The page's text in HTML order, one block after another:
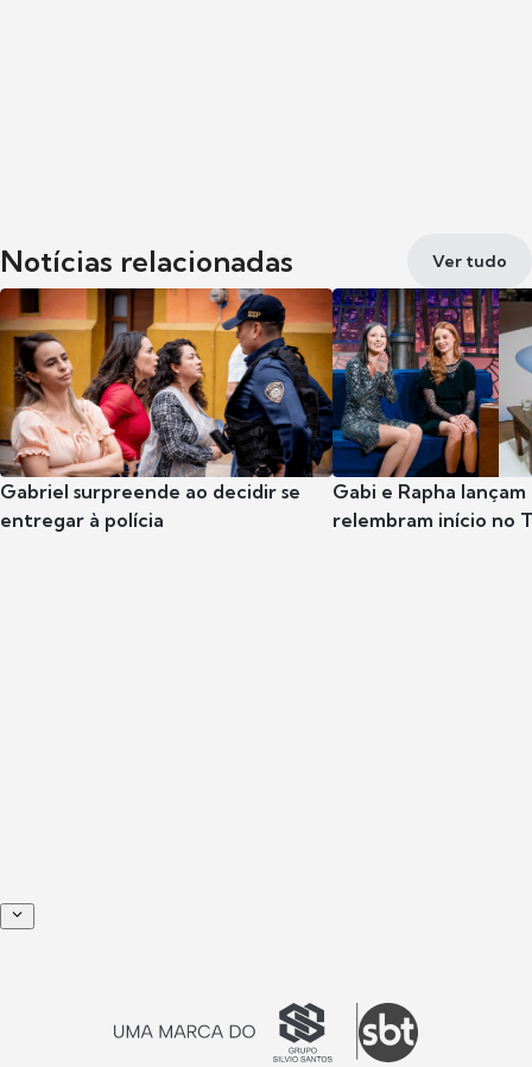
Notícias relacionadas Ver tudo
Gabriel surpreende ao decidir se
entregar à polícia
Gabi e Rapha
relembram início no